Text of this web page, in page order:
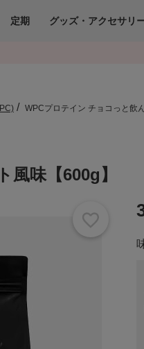
定期 グッズ・アクセサリ
WPCプロテイン チョコっと飲
味【600g】